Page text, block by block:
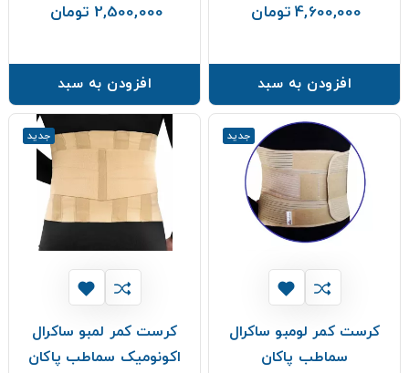
4,600,000 تومان
افزودن به سبد
2,500,000 تومان
افزودن به سبد
جدید
کرست کمر لومبو ساکرال
سماطب پاکان
جدید
کرست کمر لمبو ساکرال
اکونومیک سماطب پاکان